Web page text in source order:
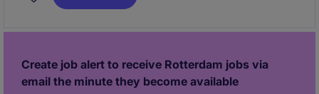
Create job alert to receive Rotterdam jobs via
email the minute they become available